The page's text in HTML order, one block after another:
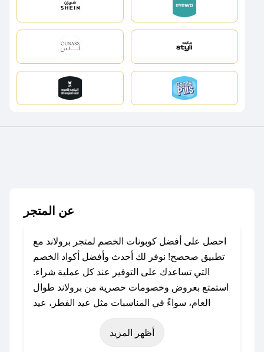
عن المتجر
احصل على أفضل كوبونات الخصم لمتجر برولاند مع
تطبيق صحصح! نوفر لك أحدث وأفضل أكواد الخصم
التي تساعدك على التوفير عند كل عملية شراء.
استمتع بعروض وخصومات حصرية من برولاند طوال
العام، سواءً في المناسبات مثل عيد الفطر، عيد
الأضحى، الجمعة البيضاء (شهر نوفمبر)، رمضان،
اليوم الوطني، يوم التأسيس، أو حتى عروض خاصة
أظهر المزيد